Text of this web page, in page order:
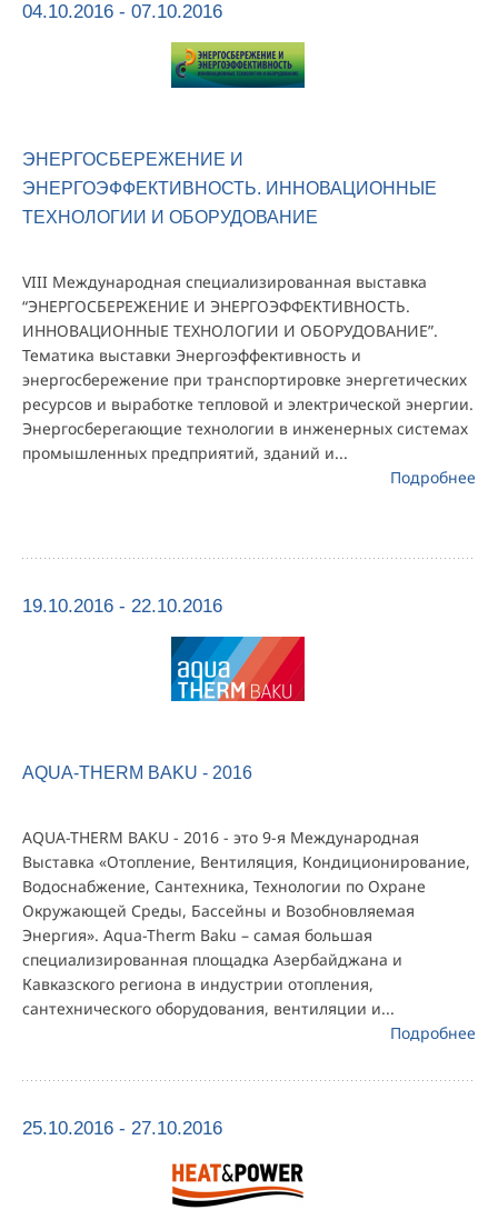
04.10.2016 - 07.10.2016
ЭНЕРГОСБЕРЕЖЕНИЕ И
ЭНЕРГОЭФФЕКТИВНОСТЬ. ИННОВАЦИОННЫЕ
ТЕХНОЛОГИИ И ОБОРУДОВАНИЕ
VIII Международная специализированная выставка
“ЭНЕРГОСБЕРЕЖЕНИЕ И ЭНЕРГОЭФФЕКТИВНОСТЬ.
ИННОВАЦИОННЫЕ ТЕХНОЛОГИИ И ОБОРУДОВАНИЕ”.
Тематика выставки Энергоэффективность и
энергосбережение при транспортировке энергетических
ресурсов и выработке тепловой и электрической энергии.
Энергосберегающие технологии в инженерных системах
промышленных предприятий, зданий и...
Подробнее
19.10.2016 - 22.10.2016
AQUA-THERM BAKU - 2016
AQUA-THERM BAKU - 2016 - это 9-я Международная
Выставка «Отопление, Вентиляция, Кондиционирование,
Водоснабжение, Сантехника, Технологии по Охране
Окружающей Среды, Бассейны и Возобновляемая
Энергия». Aqua-Therm Baku – самая большая
специализированная площадка Азербайджана и
Кавказского региона в индустрии отопления,
сантехнического оборудования, вентиляции и...
Подробнее
25.10.2016 - 27.10.2016